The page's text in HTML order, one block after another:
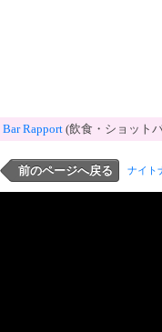
Bar Rapport (飲食・ショット
前のページへ戻る ナイト